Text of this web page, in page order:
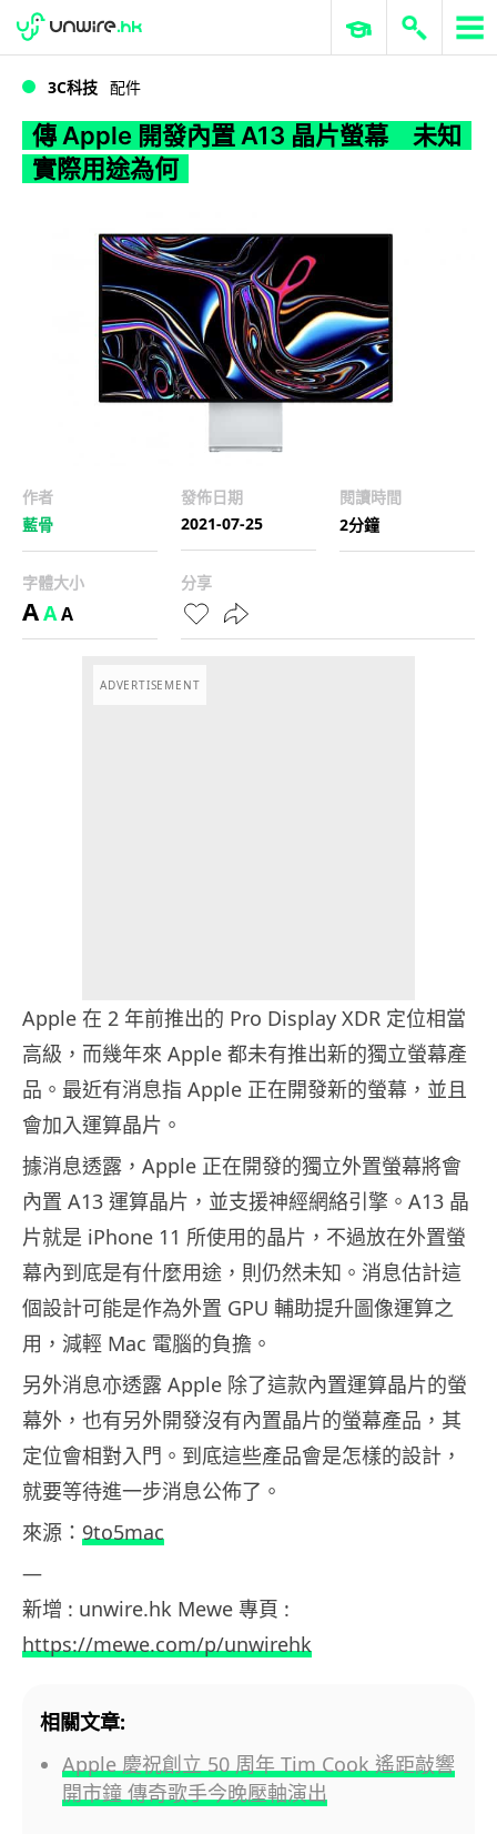
WWDC 2026 ERP 與商業 AI
3C科技 配件
傳 Apple 開發內置 A13 晶片螢幕 未知
實際用途為何
作者
藍骨
發佈日期
2021-07-25
閱讀時間
2分鐘
字體大小
AAA
分享
ADVERTISEMENT
Apple 在 2 年前推出的 Pro Display XDR 定位相當
高級，而幾年來 Apple 都未有推出新的獨立螢幕產
品。最近有消息指 Apple 正在開發新的螢幕，並且
會加入運算晶片。
據消息透露，Apple 正在開發的獨立外置螢幕將會
內置 A13 運算晶片，並支援神經網絡引擎。A13 晶
片就是 iPhone 11 所使用的晶片，不過放在外置螢
幕內到底是有什麼用途，則仍然未知。消息估計這
個設計可能是作為外置 GPU 輔助提升圖像運算之
用，減輕 Mac 電腦的負擔。
另外消息亦透露 Apple 除了這款內置運算晶片的螢
幕外，也有另外開發沒有內置晶片的螢幕產品，其
定位會相對入門。到底這些產品會是怎樣的設計，
就要等待進一步消息公佈了。
來源： 9to5mac
—
新增 : unwire.hk Mewe 專頁 :
https://mewe.com/p/unwirehk
相關文章:
Apple 慶祝創立 50 周年 Tim Cook 遙距敲響
開市鐘 傳奇歌手今晚壓軸演出